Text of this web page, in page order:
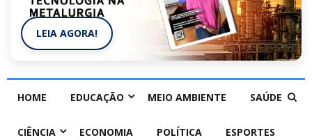
LEIA AGORA!
HOME EDUCAÇÃO MEIO AMBIENTE SAÚDE
CIÊNCIA ECONOMIA POLÍTICA ESPORTES